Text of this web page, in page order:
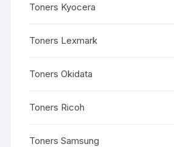
Toners Kyocera
Toners Lexmark
Toners Okidata
Toners Ricoh
Toners Samsung